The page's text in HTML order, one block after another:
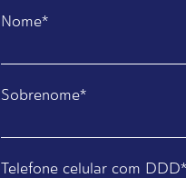
Nome*
Sobrenome*
Telefone celular com DDD*